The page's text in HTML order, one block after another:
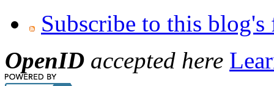
Subscribe to this blog's
OpenID accepted here